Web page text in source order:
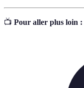
📺 Pour aller plus loin :